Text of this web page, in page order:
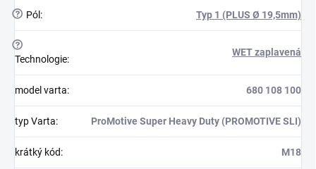
? Pól: Typ 1 (PLUS Ø 19,5mm)
?
Technologie:
WET zaplavená
model varta: 680 108 100
typ Varta: ProMotive Super Heavy Duty (PROMOTIVE SLI)
krátký kód: M18